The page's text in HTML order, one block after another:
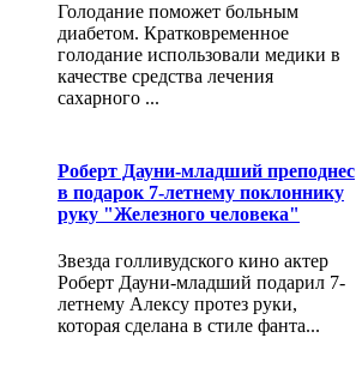
Голодание поможет больным
диабетом. Кратковременное
голодание использовали медики в
качестве средства лечения
сахарного ...
Роберт Дауни-младший преподнес
в подарок 7-летнему поклоннику
руку "Железного человека"
Звезда голливудского кино актер
Роберт Дауни-младший подарил 7-
летнему Алексу протез руки,
которая сделана в стиле фанта...